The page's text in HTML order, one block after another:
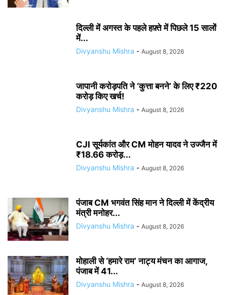
दिल्ली में अगस्त के पहले हफ़्ते में पिछले 15 सालों
में...
Divyanshu Mishra - August 8, 2026
जापानी करोड़पति ने ‘कुत्ता बनने’ के लिए ₹220
करोड़ किए खर्च!
Divyanshu Mishra - August 8, 2026
CJI सूर्यकांत और CM मोहन यादव ने उज्जैन में
₹18.66 करोड़...
Divyanshu Mishra - August 8, 2026
पंजाब CM भगवंत सिंह मान ने दिल्ली में केंद्रीय
मंत्री मनोहर...
Divyanshu Mishra - August 8, 2026
मोहाली से ‘हमारे राम’ नाट्य मंचन का आगाज,
पंजाब में 41...
Divyanshu Mishra - August 8, 2026